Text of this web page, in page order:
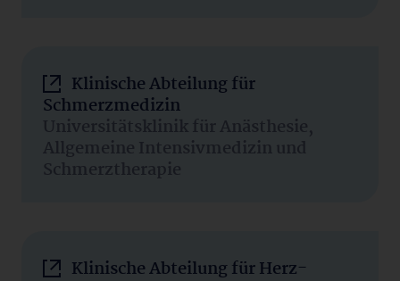
Klinische Abteilung für
Schmerzmedizin
Universitätsklinik für Anästhesie,
Allgemeine Intensivmedizin und
Schmerztherapie
Klinische Abteilung für Herz-